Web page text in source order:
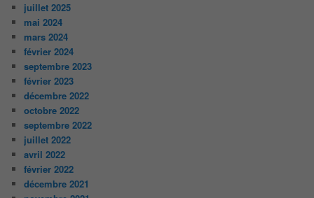
juillet 2025
mai 2024
mars 2024
février 2024
septembre 2023
février 2023
décembre 2022
octobre 2022
septembre 2022
juillet 2022
avril 2022
février 2022
décembre 2021